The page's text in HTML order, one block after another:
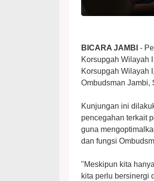
BICARA JAMBI -
Korsupgah Wilayah
Korsupgah Wilayah
Ombudsman Jambi,
Kunjungan ini
pencegahan terkait
guna
dan fungsi
"Meskipun kita
kita perlu bersinergi